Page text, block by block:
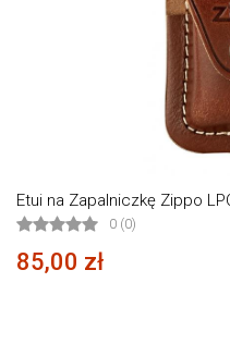
Etui na Zapalniczkę Zippo
0 (0)
85,00 zł